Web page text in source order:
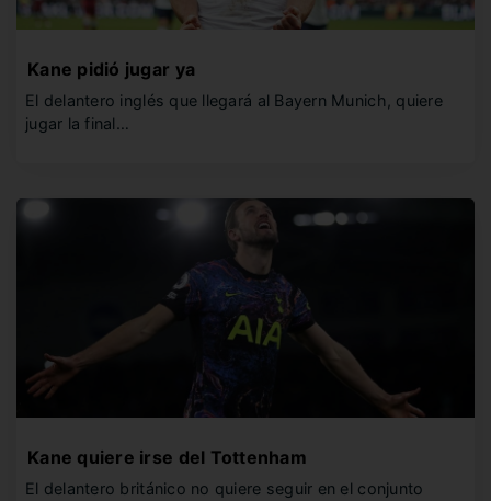
Kane pidió jugar ya
El delantero inglés que llegará al Bayern Munich, quiere
jugar la final…
Kane quiere irse del Tottenham
El delantero británico no quiere seguir en el conjunto